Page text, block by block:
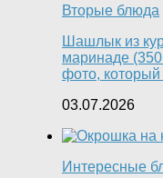
Вторые блюда
Шашлык из
маринаде
фото, который
03.07.2026
Интересные